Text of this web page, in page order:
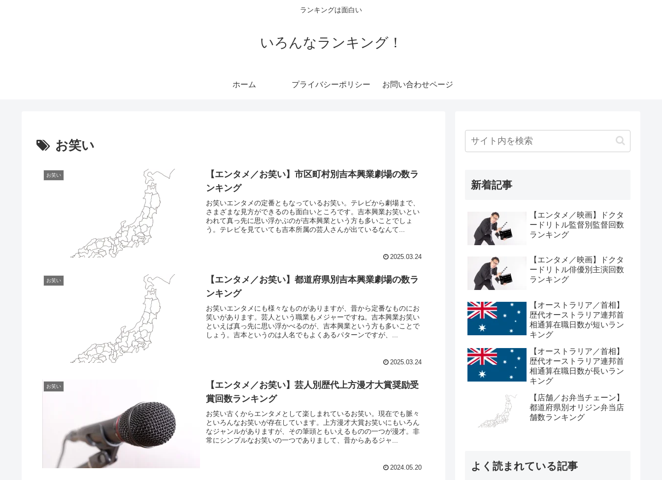
ランキングは面白い
いろんなランキング！
ホーム プライバシーポリシー お問い合わせページ
お笑い
お笑い
【エンタメ／お笑い】市区町村別吉本興業劇場の数ラ
ンキング
お笑いエンタメの定番ともなっているお笑い。テレビから劇場まで、
さまざまな見方ができるのも面白いところです。吉本興業お笑いとい
われて真っ先に思い浮かぶのが吉本興業という方も多いことでしょ
う。テレビを見ていても吉本所属の芸人さんが出ているなんて...
2025.03.24
お笑い
【エンタメ／お笑い】都道府県別吉本興業劇場の数ラ
ンキング
お笑いエンタメにも様々なものがありますが、昔から定番なものにお
笑いがあります。芸人という職業もメジャーですね。吉本興業お笑い
といえば真っ先に思い浮かべるのが、吉本興業という方も多いことで
しょう。吉本というのは人名でもよくあるパターンですが、...
2025.03.24
お笑い
【エンタメ／お笑い】芸人別歴代上方漫才大賞奨励受
賞回数ランキング
お笑い古くからエンタメとして楽しまれているお笑い。現在でも脈々
といろんなお笑いが存在しています。上方漫才大賞お笑いにもいろん
なジャンルがありますが、その筆頭ともいえるものの一つが漫才。非
常にシンプルなお笑いの一つでありまして、昔からあるジャ...
2024.05.20
新着記事
【エンタメ／映画】ドクタ
ードリトル監督別監督回数
ランキング
【エンタメ／映画】ドクタ
ードリトル俳優別主演回数
ランキング
【オーストラリア／首相】
歴代オーストラリア連邦首
相通算在職日数が短いラン
キング
【オーストラリア／首相】
歴代オーストラリア連邦首
相通算在職日数が長いラン
キング
【店舗／お弁当チェーン】
都道府県別オリジン弁当店
舗数ランキング
よく読まれている記事